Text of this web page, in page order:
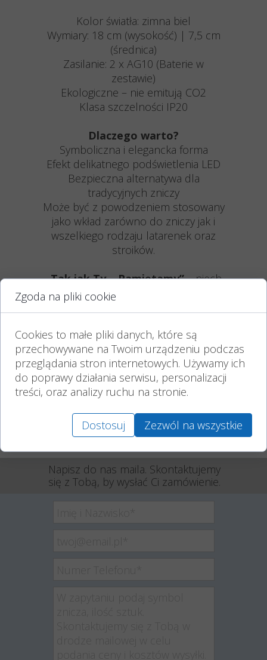
Kolor światła: zimna biel
Wymiary: 18 cm (wysokość) | 7,5 cm
(średnica)
Zasilanie: 2 x AG10 (Baterie w
zestawie)
Ekologiczne – nie emitują CO2
Klasa szczelności IP20
Dlaczego warto?
Symboliczna i elegancka forma
Efekt delikatnego podświetlenia LED
Bezpieczna alternatywa dla
tradycyjnych zniczy
Może być z powodzeniem stosowany
jako wkład zarówno do zniczy jak i
wszelkiego rodzaju latarenek oraz
stroików.
„Tak jak Ty… Pamiętamy”– niech
światło tego znicza towarzyszy w
cichej modlitwie i chwili zadumy.
Czas wypalania podany jest w przybliżeniu,
uzależniony jest od panujących warunków
atmosferycznych oraz wielkości zastosowanego
wkładu.
Przechowywać w suchym, chłodnym i
zacienionym pomieszczeniu.
Różnice kolorystyczne mogą wynikać z
monitorze klienta.
02 czerwca 2025
Napisz do nas maila. Skontaktujemy
się z Tobą, by wysłać Ci zamówienie.
Zgoda na pliki cookie
Cookies to małe pliki danych, które są
przechowywane na Twoim urządzeniu podczas
przeglądania stron internetowych. Używamy ich
do poprawy działania serwisu, personalizacji
treści, oraz analizy ruchu na stronie.
Dostosuj Zezwól na wszystkie